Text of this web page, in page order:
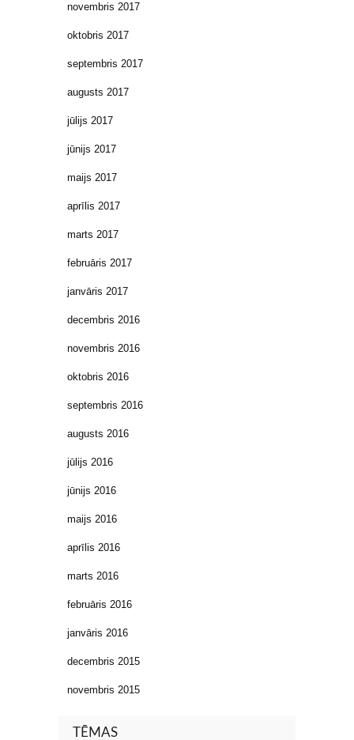
novembris 2017
oktobris 2017
septembris 2017
augusts 2017
jūlijs 2017
jūnijs 2017
maijs 2017
aprīlis 2017
marts 2017
februāris 2017
janvāris 2017
decembris 2016
novembris 2016
oktobris 2016
septembris 2016
augusts 2016
jūlijs 2016
jūnijs 2016
maijs 2016
aprīlis 2016
marts 2016
februāris 2016
janvāris 2016
decembris 2015
novembris 2015
TĒMAS